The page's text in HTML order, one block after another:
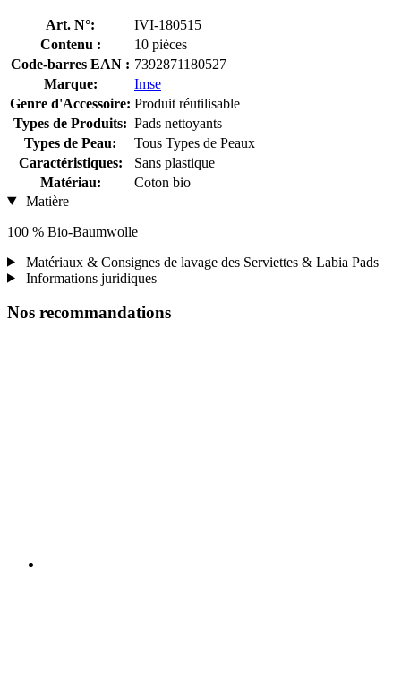
Art. N°:
IVI-180515
Contenu :
10 pièces
Code-barres EAN : 7392871180527
Marque:
Imse
Genre d'Accessoire: Produit réutilisable
Types de Produits: Pads nettoyants
Types de Peau:
Tous Types de Peaux
Caractéristiques:
Sans plastique
Matériau:
Coton bio
Matière
100 % Bio-Baumwolle
Matériaux & Consignes de lavage des Serviettes & Labia Pads
Informations juridiques
Nos recommandations